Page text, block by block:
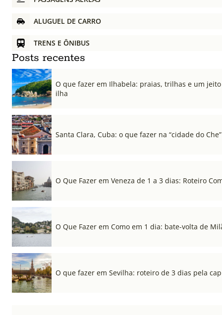
ALUGUEL DE CARRO
TRENS E ÔNIBUS
Posts recentes
O que fazer em Ilhabela: praias, trilhas e um
ilha
Santa Clara, Cuba: o que fazer na “cidade do Che”
O Que Fazer em Veneza de 1 a 3 dias: Roteiro
O Que Fazer em Como em 1 dia: bate-volta de
O que fazer em Sevilha: roteiro de 3 dias pela